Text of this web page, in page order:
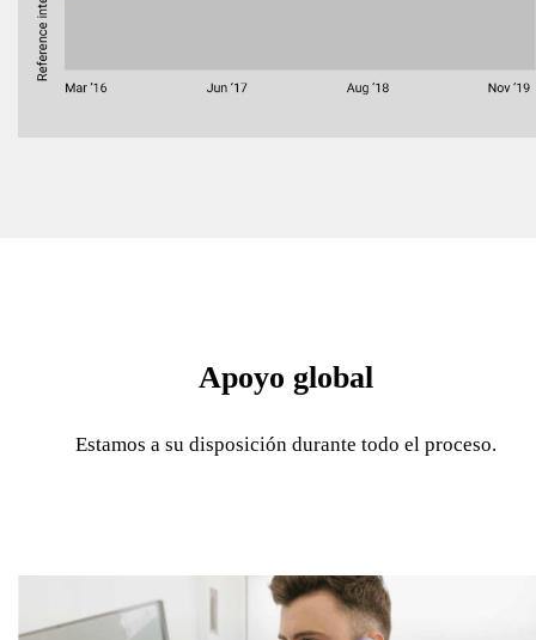
Apoyo global
Estamos a su disposición durante todo el proceso.